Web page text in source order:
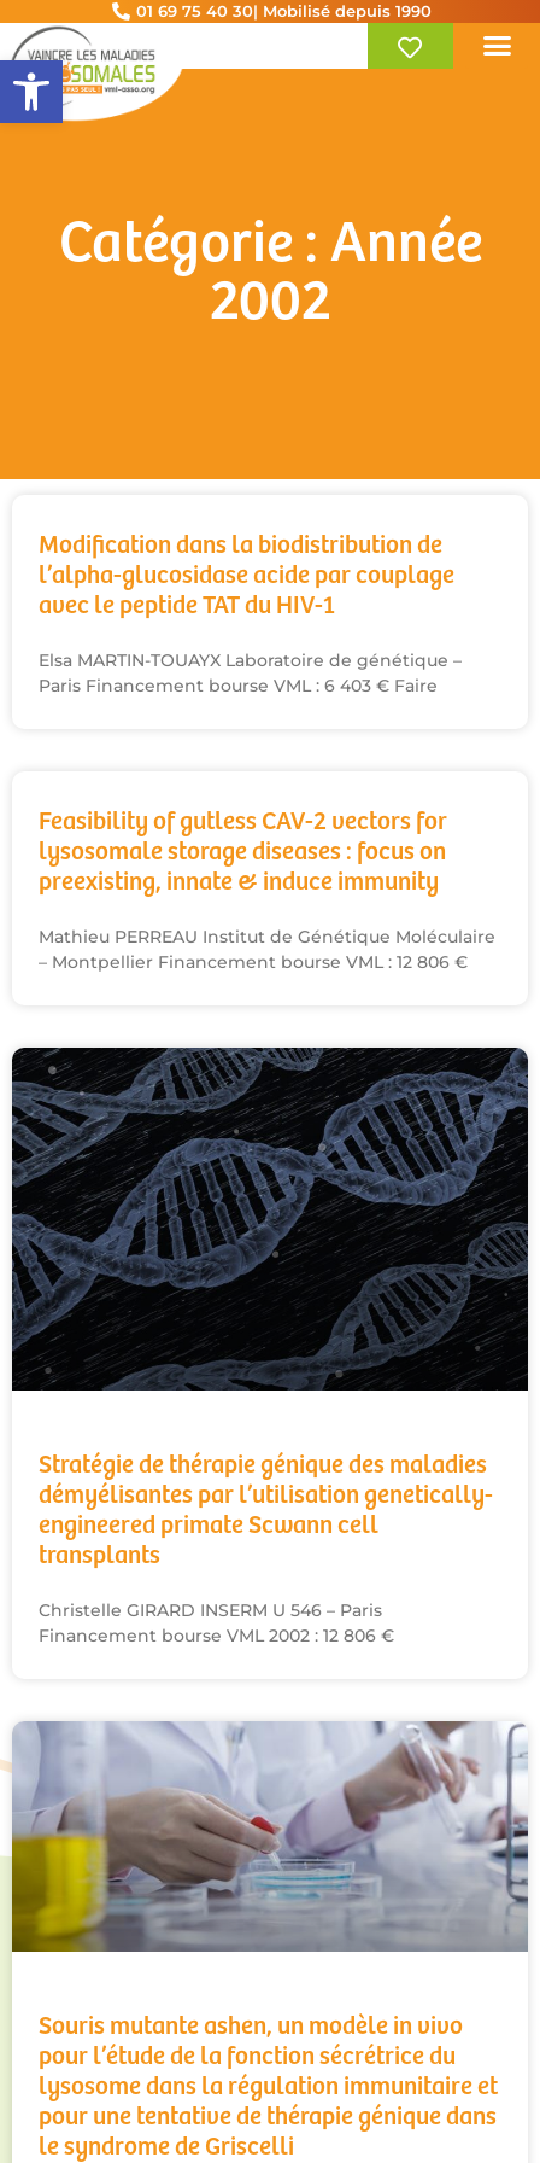
Ouvrir la barre d’outils
01 69 75 40 30| Mobilisé depuis 1990
Catégorie : Année
2002
Modification dans la biodistribution de
l’alpha-glucosidase acide par couplage
avec le peptide TAT du HIV-1
Elsa MARTIN-TOUAYX Laboratoire de génétique –
Paris Financement bourse VML : 6 403 € Faire
Feasibility of gutless CAV-2 vectors for
lysosomale storage diseases : focus on
preexisting, innate & induce immunity
Mathieu PERREAU Institut de Génétique Moléculaire
– Montpellier Financement bourse VML : 12 806 €
Stratégie de thérapie génique des maladies
démyélisantes par l’utilisation genetically-
engineered primate Scwann cell
transplants
Christelle GIRARD INSERM U 546 – Paris
Financement bourse VML 2002 : 12 806 €
Souris mutante ashen, un modèle in vivo
pour l’étude de la fonction sécrétrice du
lysosome dans la régulation immunitaire et
pour une tentative de thérapie génique dans
le syndrome de Griscelli